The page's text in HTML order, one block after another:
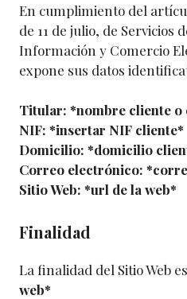
En cumplimiento del
de 11 de julio, de Servicios
Información y Comercio
expone sus datos
Titular: *nombre cliente o
NIF: *insertar NIF cliente*
Domicilio: *domicilio
Correo electrónico:
Sitio Web: *url de la web*
Finalidad
La finalidad del Sitio Web
web*